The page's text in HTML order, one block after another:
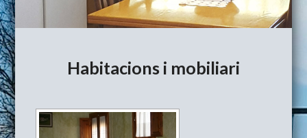
Habitacions i mobiliari